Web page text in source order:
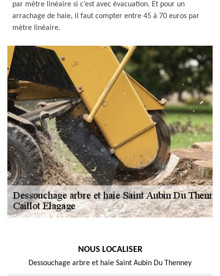
par mètre linéaire si c’est avec évacuation. Et pour un
arrachage de haie, il faut compter entre 45 à 70 euros par
mètre linéaire.
NOUS LOCALISER
Dessouchage arbre et haie Saint Aubin Du Thenney